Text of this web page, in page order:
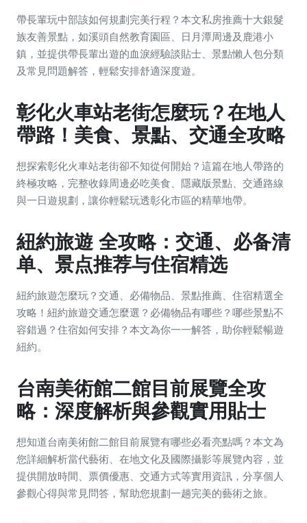
帶長輩玩中部該如何規劃完美行程？本文私房推薦十大銀髮
族友善景點，如溪頭自然教育園區、日月潭周邊及鹿港小
鎮，並提供帶長輩出遊的血淚經驗談貼士、景點懶人包分類
及常見問題解答，輕鬆安排舒適深度遊。
彰化火車站老街怎麼玩？在地人
帶路！美食、景點、交通全攻略
想探索彰化火車站老街卻不知從何開始？這篇在地人帶路的
終極攻略，完整收錄周邊必吃美食、隱藏版景點、交通路線
與一日遊規劃，讓你輕鬆玩透彰化市區的精華地帶。
紐約旅遊 全攻略：交通、必备清
单、景点推荐与住宿精选
紐約旅遊怎麼玩？交通、必備物品、景點推薦、住宿精選全
攻略！紐約旅遊交通怎麼選？必備物品有哪些？哪些景點不
容錯過？住宿如何安排？本文為你一一解答，助你輕鬆暢遊
紐約。
台南美術館二館目前展覽全攻
略：深度解析與參觀實用貼士
想知道台南美術館二館目前展覽有哪些必看亮點嗎？本文為
您詳細解析當代藝術、在地文化及國際攝影等展覽內容，並
提供開放時間、票價優惠、交通方式等實用資訊，分享個人
參觀心得與常見問答，幫助您規劃一趟完美的藝術之旅。